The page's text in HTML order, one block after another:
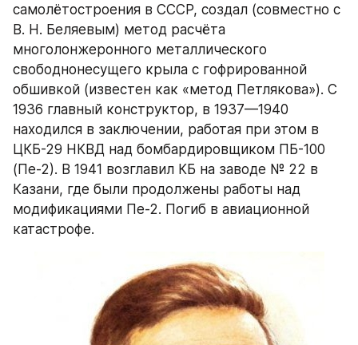
самолётостроения в СССР, создал (совместно с
В. Н. Беляевым) метод расчёта
многолонжеронного металлического
свободнонесущего крыла с гофрированной
обшивкой (известен как «метод Петлякова»). С
1936 главный конструктор, в 1937—1940
находился в заключении, работая при этом в
ЦКБ-29 НКВД над бомбардировщиком ПБ-100
(Пе-2). В 1941 возглавил КБ на заводе № 22 в
Казани, где были продолжены работы над
модификациями Пе-2. Погиб в авиационной
катастрофе.